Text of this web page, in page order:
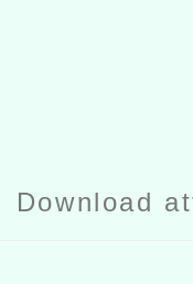
Download